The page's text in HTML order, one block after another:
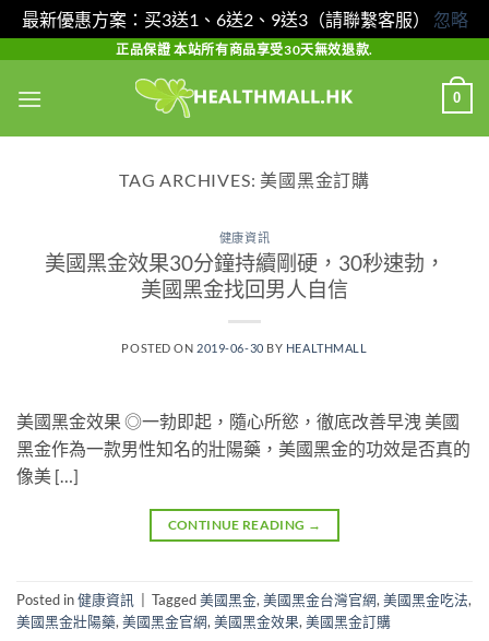
最新優惠方案：买3送1、6送2、9送3（請聯繫客服） 忽略
content
正品保證 本站所有商品享受30天無效退款.
0
TAG ARCHIVES: 美國黑金訂購
健康資訊
美國黑金效果30分鐘持續剛硬，30秒速勃，
美國黑金找回男人自信
POSTED ON 2019-06-30 BY HEALTHMALL
美國黑金效果 ◎一勃即起，隨心所慾，徹底改善早洩 美國
黑金作為一款男性知名的壯陽藥，美國黑金的功效是否真的
像美 […]
CONTINUE READING →
Posted in健康資訊 Tagged美國黑金, 美國黑金台灣官網, 美國黑金吃法,
美國黑金壯陽藥, 美國黑金官網, 美國黑金效果, 美國黑金訂購